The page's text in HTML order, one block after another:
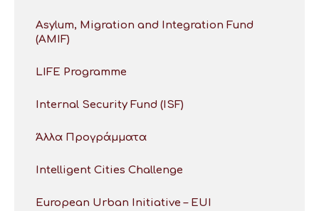
Asylum, Migration and Integration Fund
(AMIF)
LIFE Programme
Internal Security Fund (ISF)
Άλλα Προγράμματα
Intelligent Cities Challenge
European Urban Initiative – EUI